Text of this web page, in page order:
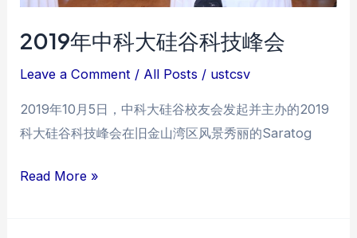
2019年中科大硅谷科技峰会
Leave a Comment / All Posts / ustcsv
2019年10月5日，中科大硅谷校友会发起并主办的2019
科大硅谷科技峰会在旧金山湾区风景秀丽的Saratog
2019
Read More »